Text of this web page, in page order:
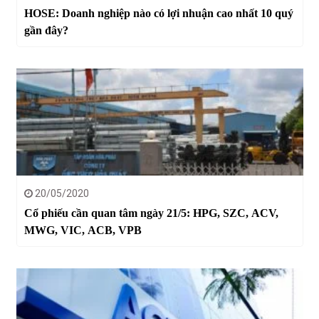
HOSE: Doanh nghiệp nào có lợi nhuận cao nhất 10 quý
gần đây?
20/05/2020
Cổ phiếu cần quan tâm ngày 21/5: HPG, SZC, ACV,
MWG, VIC, ACB, VPB